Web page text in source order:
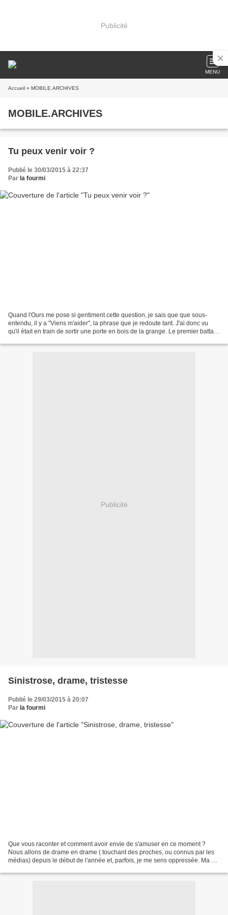
Publicité
MENU
Accueil » MOBILE.ARCHIVES
MOBILE.ARCHIVES
Tu peux venir voir ?
Publié le 30/03/2015 à 22:37
Par la fourmi
Quand l'Ours me pose si gentiment cette question, je sais que que sous-
entendu, il y a "Viens m'aider", la phrase que je redoute tant. J'ai donc vu
qu'il était en train de sortir une porte en bois de la grange. Le premier battant
Publicité
Sinistrose, drame, tristesse
Publié le 29/03/2015 à 20:07
Par la fourmi
Que vous raconter et comment avoir envie de s'amuser en ce moment ?
Nous allons de drame en drame ( touchant des proches, ou connus par les
médias) depuis le début de l'année et, parfois, je me sens oppressée. Ma vie